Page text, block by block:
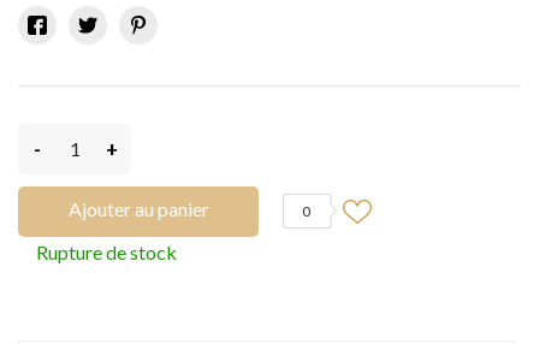
- +
Ajouter au panier 0
Rupture de stock